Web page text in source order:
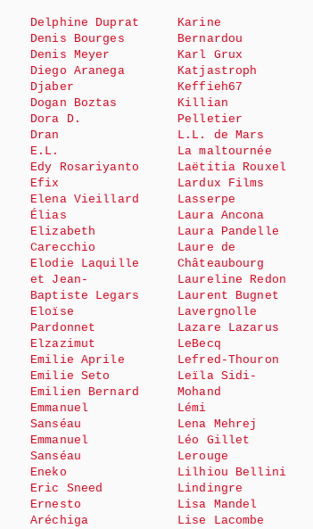
Delphine Duprat
Denis Bourges
Denis Meyer
Diego Aranega
Djaber
Dogan Boztas
Dora D.
Dran
E.L.
Edy Rosariyanto
Efix
Elena Vieillard
Élias
Elizabeth
Carecchio
Elodie Laquille
et Jean-
Baptiste Legars
Eloïse
Pardonnet
Elzazimut
Emilie Aprile
Emilie Seto
Emilien Bernard
Emmanuel
Sanséau
Emmanuel
Sanséau
Eneko
Eric Sneed
Ernesto
Aréchiga
Karine
Bernardou
Karl Grux
Katjastroph
Keffieh67
Killian
Pelletier
L.L. de Mars
La maltournée
Laëtitia Rouxel
Lardux Films
Lasserpe
Laura Ancona
Laura Pandelle
Laure de
Châteaubourg
Laureline Redon
Laurent Bugnet
Lavergnolle
Lazare Lazarus
LeBecq
Lefred-Thouron
Leïla Sidi-
Mohand
Lémi
Lena Mehrej
Léo Gillet
Lerouge
Lilhiou Bellini
Lindingre
Lisa Mandel
Lise Lacombe